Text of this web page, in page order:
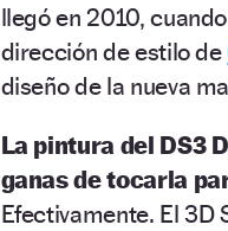
llegó en 2010,
dirección de estilo de
diseño de la nueva
La pintura del DS3
ganas de tocarla
Efectivamente. El 3D